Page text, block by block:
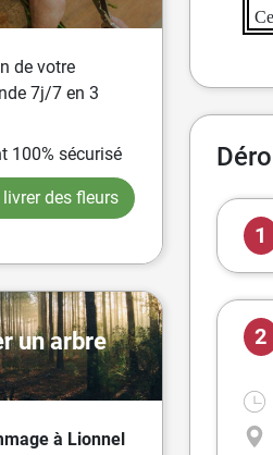
de votre
7j/7 en 3
100% sécurisé
livrer des fleurs
un arbre
à Lionnel
1
2